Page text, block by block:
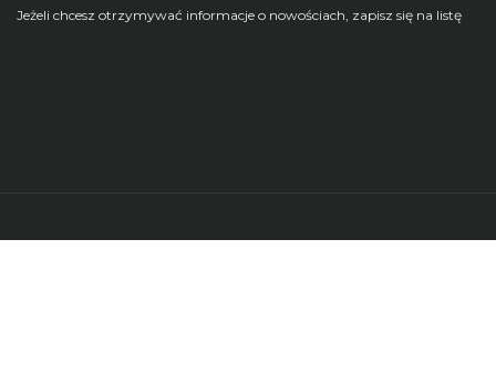
Jeżeli chcesz otrzymywać informacje o nowościach, zapisz się na listę